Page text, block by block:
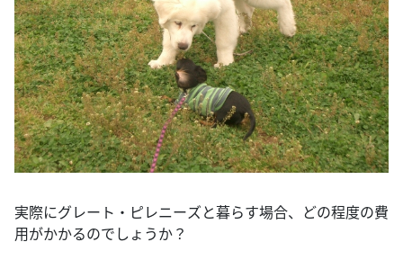
実際にグレート・ピレニーズと暮らす場合、どの程度の費
用がかかるのでしょうか？